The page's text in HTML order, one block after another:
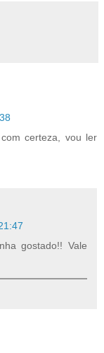
certeza, vou ler
gostado!! Vale